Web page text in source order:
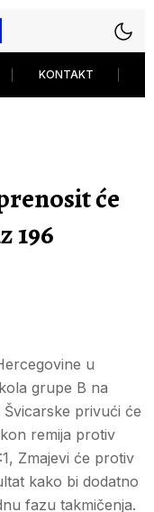
KONTAKT
će
196
u
grupe B na
privući će
remija protiv
Zmajevi će protiv
kako bi dodatno
fazu takmičenja.